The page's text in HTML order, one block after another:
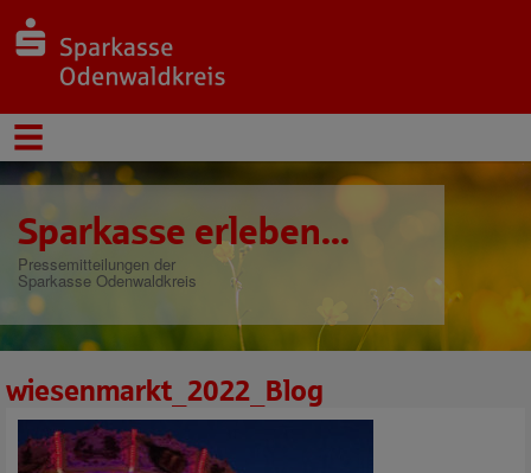
Sparkasse erleben...
Pressemitteilungen der
Sparkasse Odenwaldkreis
wiesenmarkt_2022_Blog